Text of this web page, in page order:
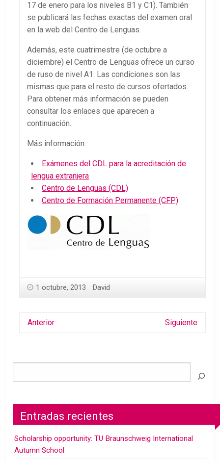
17 de enero para los niveles B1 y C1). También
se publicará las fechas exactas del examen oral
en la web del Centro de Lenguas.
Además, este cuatrimestre (de octubre a
diciembre) el Centro de Lenguas ofrece un curso
de ruso de nivel A1. Las condiciones son las
mismas que para el resto de cursos ofertados.
Para obtener más información se pueden
consultar los enlaces que aparecen a
continuación.
Más información:
Exámenes del CDL para la acreditación de
lengua extranjera
Centro de Lenguas (CDL)
Centro de Formación Permanente (CFP)
1 octubre, 2013 David
Anterior Siguiente
Entradas recientes
Scholarship opportunity: TU Braunschweig International
Autumn School